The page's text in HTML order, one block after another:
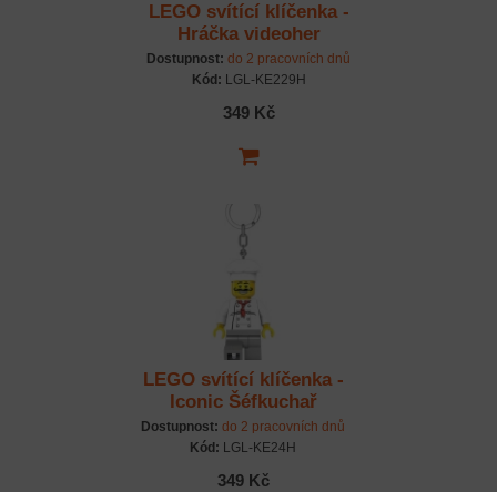
LEGO svítící klíčenka -
Hráčka videoher
Dostupnost: do 2 pracovních dnů
Kód: LGL-KE229H
349 Kč
LEGO svítící klíčenka -
Iconic Šéfkuchař
Dostupnost: do 2 pracovních dnů
Kód: LGL-KE24H
349 Kč